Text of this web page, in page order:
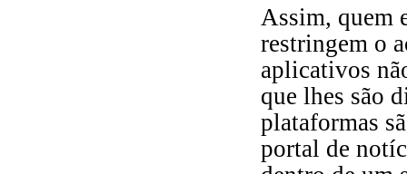
Assim, quem
restringem o
aplicativos
que lhes são
plataformas
portal de